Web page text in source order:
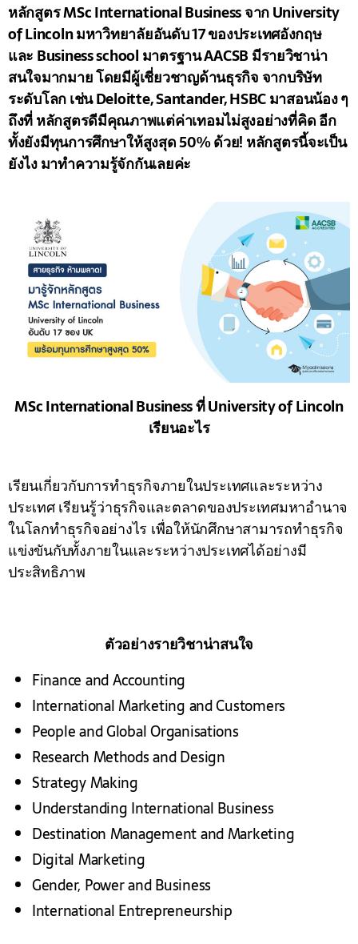
หลักสูตร MSc International Business จาก University
of Lincoln มหาวิทยาลัยอันดับ 17 ของประเทศอังกฤษ
และ Business school มาตรฐาน AACSB มีรายวิชาน่า
สนใจมากมาย โดยมีผู้เชี่ยวชาญด้านธุรกิจ จากบริษัท
ระดับโลก เช่น Deloitte, Santander, HSBC มาสอนน้อง ๆ
ถึงที่ หลักสูตรดีมีคุณภาพแต่ค่าเทอมไม่สูงอย่างที่คิด อีก
ทั้งยังมีทุนการศึกษาให้สูงสุด 50% ด้วย! หลักสูตรนี้จะเป็น
ยังไง มาทำความรู้จักกันเลยค่ะ
MSc International Business ที่ University of Lincoln
เรียนอะไร
เรียนเกี่ยวกับการทำธุรกิจภายในประเทศและระหว่าง
ประเทศ เรียนรู้ว่าธุรกิจและตลาดของประเทศมหาอำนาจ
ในโลกทำธุรกิจอย่างไร เพื่อให้นักศึกษาสามารถทำธุรกิจ
แข่งขันกับทั้งภายในและระหว่างประเทศได้อย่างมี
ประสิทธิภาพ
ตัวอย่างรายวิชาน่าสนใจ
Finance and Accounting
International Marketing and Customers
People and Global Organisations
Research Methods and Design
Strategy Making
Understanding International Business
Destination Management and Marketing
Digital Marketing
Gender, Power and Business
International Entrepreneurship